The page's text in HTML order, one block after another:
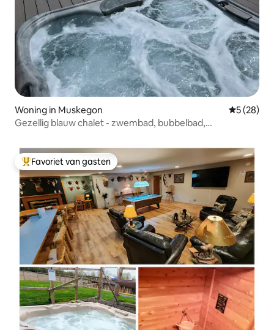
Woning in Muskegon
5 (28)
Gezellig blauw chalet - zwembad, bubbelbad,
Topfavoriet van gasten
Favoriet van gasten